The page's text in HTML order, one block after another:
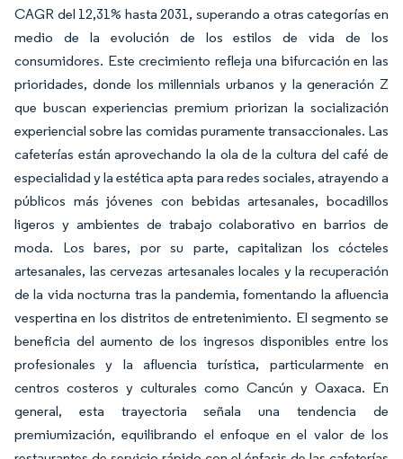
CAGR del 12,31% hasta 2031, superando a otras categorías en
medio de la evolución de los estilos de vida de los
consumidores. Este crecimiento refleja una bifurcación en las
prioridades, donde los millennials urbanos y la generación Z
que buscan experiencias premium priorizan la socialización
experiencial sobre las comidas puramente transaccionales. Las
cafeterías están aprovechando la ola de la cultura del café de
especialidad y la estética apta para redes sociales, atrayendo a
públicos más jóvenes con bebidas artesanales, bocadillos
ligeros y ambientes de trabajo colaborativo en barrios de
moda. Los bares, por su parte, capitalizan los cócteles
artesanales, las cervezas artesanales locales y la recuperación
de la vida nocturna tras la pandemia, fomentando la afluencia
vespertina en los distritos de entretenimiento. El segmento se
beneficia del aumento de los ingresos disponibles entre los
profesionales y la afluencia turística, particularmente en
centros costeros y culturales como Cancún y Oaxaca. En
general, esta trayectoria señala una tendencia de
premiumización, equilibrando el enfoque en el valor de los